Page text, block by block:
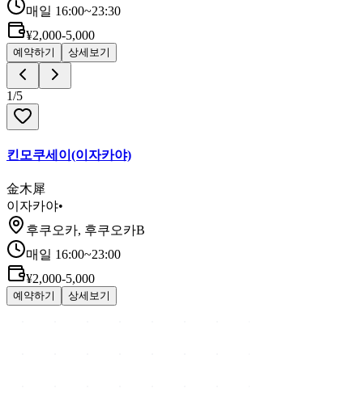
매일 16:00~23:30
¥2,000-5,000
예약하기 상세보기
1/5
킨모쿠세이(이자카야)
金木犀
이자카야•
후쿠오카, 후쿠오카B
매일 16:00~23:00
¥2,000-5,000
예약하기 상세보기